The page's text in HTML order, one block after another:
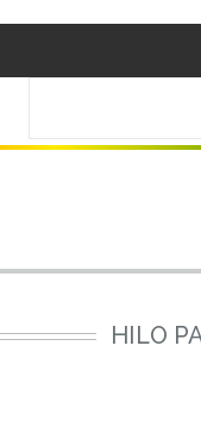
HILO